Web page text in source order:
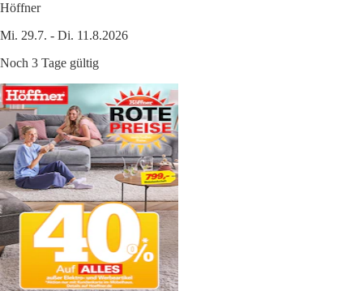
Höffner
Mi. 29.7. - Di. 11.8.2026
Noch 3 Tage gültig